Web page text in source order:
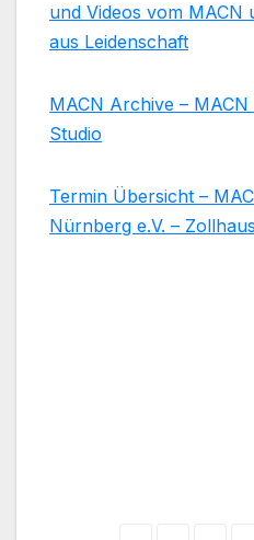
und Videos vom MACN
aus Leidenschaft
MACN Archive –
Studio
Termin Übersicht –
Nürnberg e.V. –